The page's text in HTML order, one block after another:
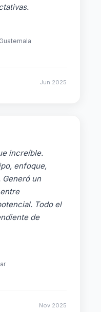
Jun 2025
increíble.
enfoque,
un
Todo el
de
Nov 2025